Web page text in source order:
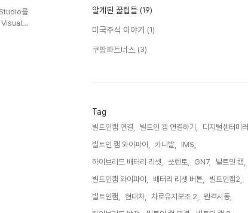
를
Visual
기"를
알게된 꿀팁들 (19)
미국주식 이야기 (1)
쿠팡파트너스 (3)
Tag
빌트인캠 연결, 빌트인 캠 연결하기,
디지털센터미러,
빌트인 캠 와이파이,
카니발,
IMS,
하이브리드 배터리 리셋,
쏘렌토, GN7,
빌트인 캠,
빌트인캠 와이파이,
배터리 리셋 버튼,
빌트인캠2,
빌트인캠,
현대차, 차로유지보조 2,
원격시동,